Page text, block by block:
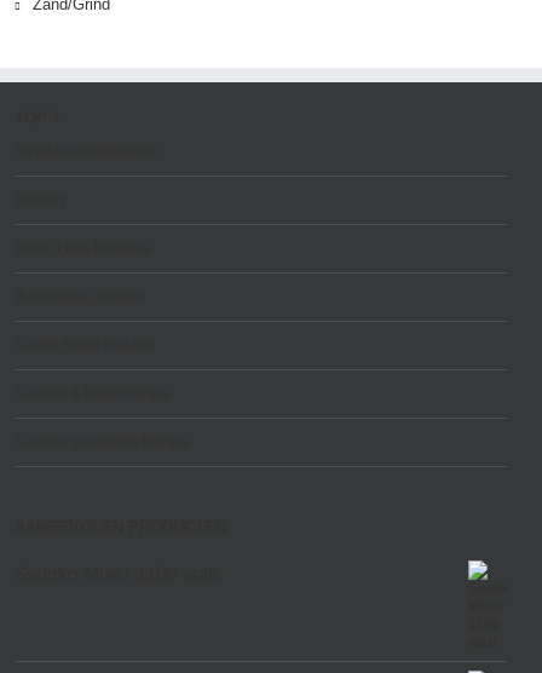
Zand/Grind